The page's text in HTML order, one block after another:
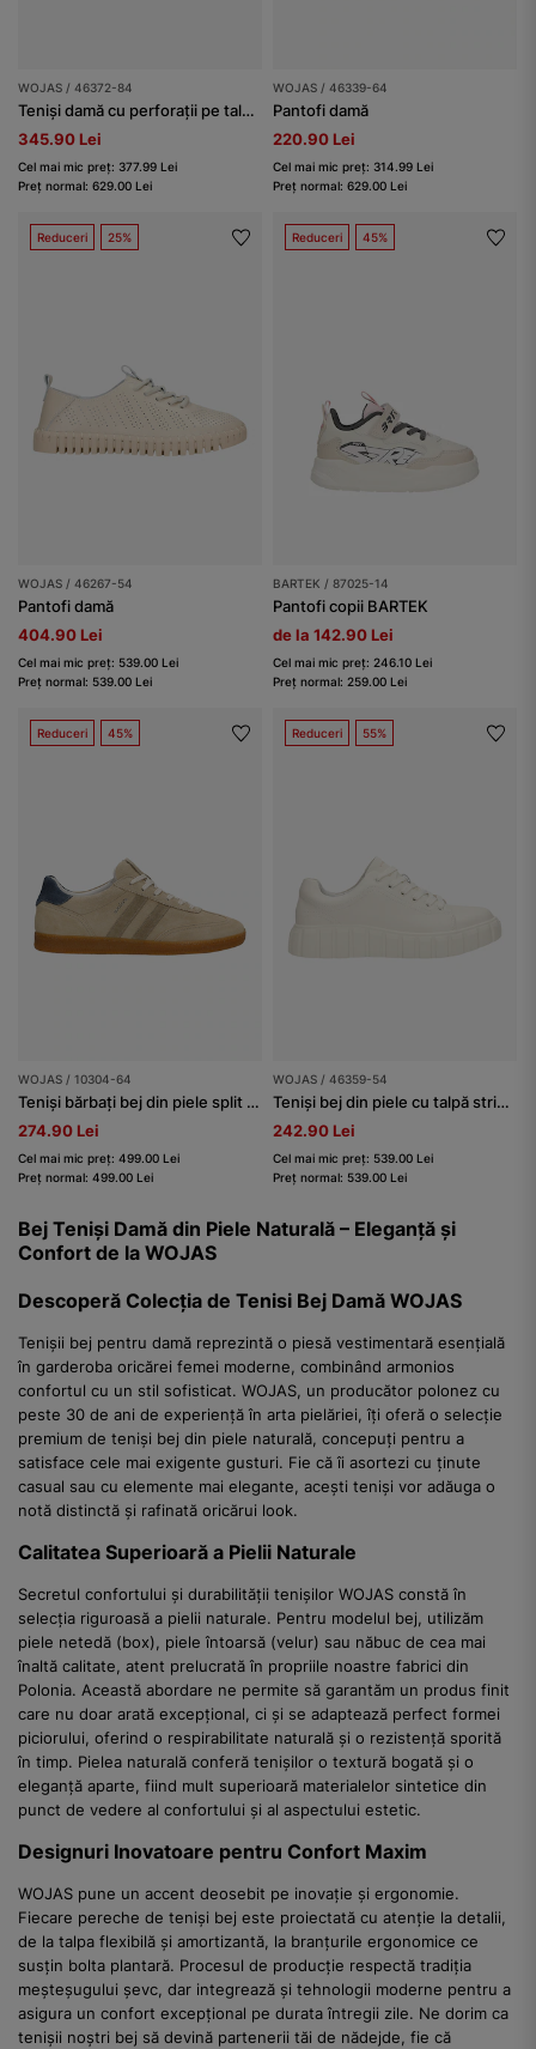
WOJAS / 46372-84
Teniși damă cu perforații pe talpă înaltă
345.90 Lei
Cel mai mic preț: 377.99 Lei
Preț normal: 629.00 Lei
WOJAS / 46339-64
Pantofi damă
220.90 Lei
Cel mai mic preț: 314.99 Lei
Preț normal: 629.00 Lei
Reduceri 25%
WOJAS / 46267-54
Pantofi damă
404.90 Lei
Cel mai mic preț: 539.00 Lei
Preț normal: 539.00 Lei
Reduceri 45%
BARTEK / 87025-14
Pantofi copii BARTEK
de la 142.90 Lei
Cel mai mic preț: 246.10 Lei
Preț normal: 259.00 Lei
Reduceri 45%
WOJAS / 10304-64
Teniși bărbați bej din piele split întoarsă
274.90 Lei
Cel mai mic preț: 499.00 Lei
Preț normal: 499.00 Lei
Reduceri 55%
WOJAS / 46359-54
Teniși bej din piele cu talpă striată
242.90 Lei
Cel mai mic preț: 539.00 Lei
Preț normal: 539.00 Lei
Bej Teniși Damă din Piele Naturală – Eleganță și
Confort de la WOJAS
Descoperă Colecția de Tenisi Bej Damă WOJAS
Tenișii bej pentru damă reprezintă o piesă vestimentară esențială
în garderoba oricărei femei moderne, combinând armonios
confortul cu un stil sofisticat. WOJAS, un producător polonez cu
peste 30 de ani de experiență în arta pielăriei, îți oferă o selecție
premium de teniși bej din piele naturală, concepuți pentru a
satisface cele mai exigente gusturi. Fie că îi asortezi cu ținute
casual sau cu elemente mai elegante, acești teniși vor adăuga o
notă distinctă și rafinată oricărui look.
Calitatea Superioară a Pielii Naturale
Secretul confortului și durabilității tenișilor WOJAS constă în
selecția riguroasă a pielii naturale. Pentru modelul bej, utilizăm
piele netedă (box), piele întoarsă (velur) sau năbuc de cea mai
înaltă calitate, atent prelucrată în propriile noastre fabrici din
Polonia. Această abordare ne permite să garantăm un produs finit
care nu doar arată excepțional, ci și se adaptează perfect formei
piciorului, oferind o respirabilitate naturală și o rezistență sporită
în timp. Pielea naturală conferă tenișilor o textură bogată și o
eleganță aparte, fiind mult superioară materialelor sintetice din
punct de vedere al confortului și al aspectului estetic.
Designuri Inovatoare pentru Confort Maxim
WOJAS pune un accent deosebit pe inovație și ergonomie.
Fiecare pereche de teniși bej este proiectată cu atenție la detalii,
de la talpa flexibilă și amortizantă, la branțurile ergonomice ce
susțin bolta plantară. Procesul de producție respectă tradiția
meșteșugului șevc, dar integrează și tehnologii moderne pentru a
asigura un confort excepțional pe durata întregii zile. Ne dorim ca
tenișii noștri bej să devină partenerii tăi de nădejde, fie că